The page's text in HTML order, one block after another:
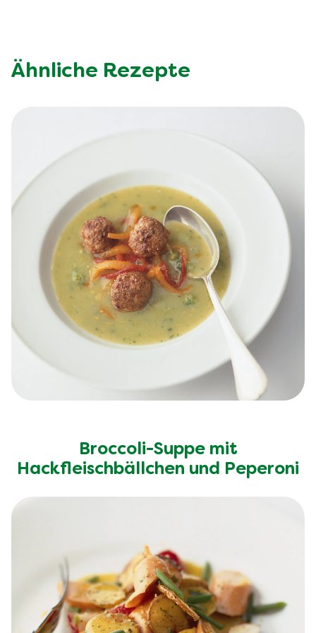
Ähnliche Rezepte
Broccoli-Suppe mit
Hackfleischbällchen und Peperoni